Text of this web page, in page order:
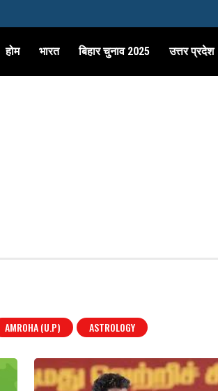
होम भारत बिहार चुनाव 2025 उत्तर प्रदेश
AMROHA (U.P) ASTROLOGY